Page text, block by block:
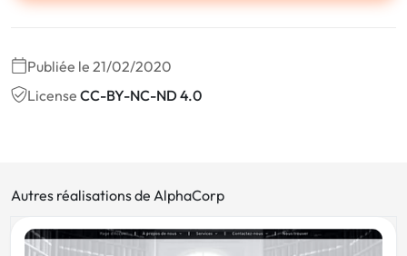
Publiée le 21/02/2020
License CC-BY-NC-ND 4.0
Autres réalisations de AlphaCorp